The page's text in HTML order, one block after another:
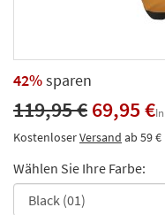
42%sparen
119,95 €69,95 €
KostenloserVersand ab 59 €
Wählen Sie Ihre Farbe: